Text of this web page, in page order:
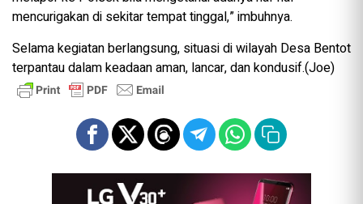
mencurigakan di sekitar tempat tinggal,” imbuhnya.
Selama kegiatan berlangsung, situasi di wilayah Desa Bentot
terpantau dalam keadaan aman, lancar, dan kondusif.(Joe)